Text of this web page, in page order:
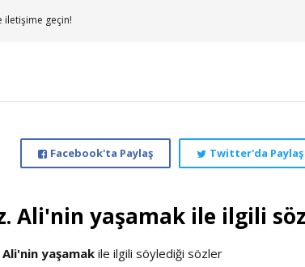
iletişime geçin!
Twitter'da Paylaş
Facebook'ta Paylaş
Ali'nin yaşamak ile ilgili
Ali'nin yaşamakile ilgili söylediği sözler